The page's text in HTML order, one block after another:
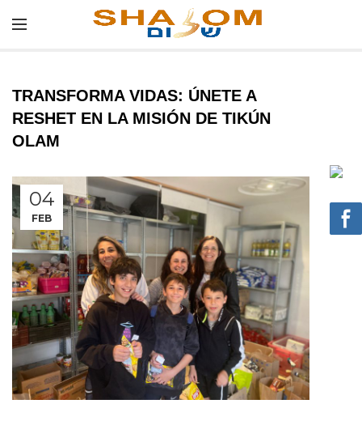
TRANSFORMA VIDAS: ÚNETE A
RESHET EN LA MISIÓN DE TIKÚN
OLAM
04
FEB